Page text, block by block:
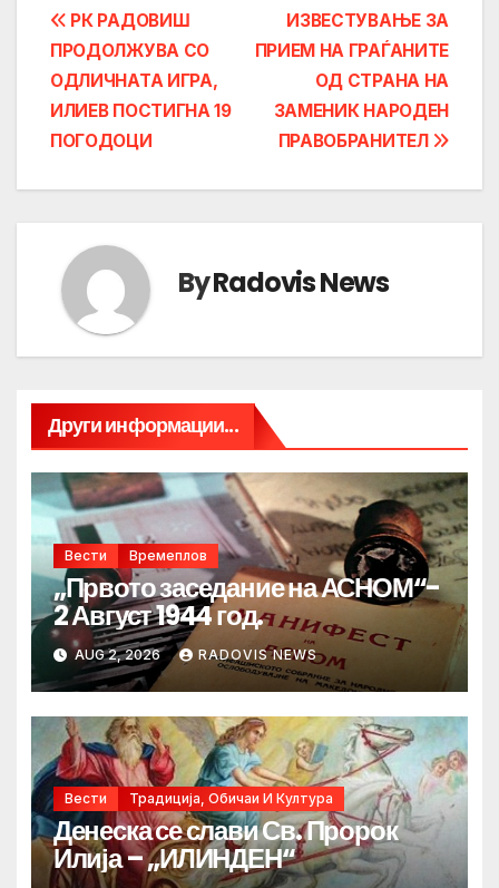
Post
navigation
ИЗВЕСТУВАЊЕ ЗА
ПРИЕМ НА ГРАЃАНИТЕ
ОД СТРАНА НА
ЗАМЕНИК НАРОДЕН
ПРАВОБРАНИТЕЛ
РК РАДОВИШ
ПРОДОЛЖУВА СО
ОДЛИЧНАТА ИГРА,
ИЛИЕВ ПОСТИГНА 19
ПОГОДОЦИ
ByRadovis News
Други информации...
Вести Времеплов
„Првото заседание на АСНОМ“-
2 Август 1944 год.
AUG 2, 2026 RADOVIS NEWS
Вести Традиција, Обичаи И Култура
Денеска се слави Св. Пророк
Илија – „ИЛИНДЕН“